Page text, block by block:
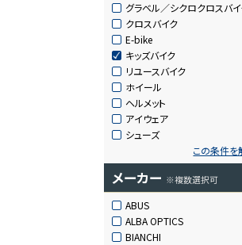
グラベル／シクロクロスバ
クロスバイク
E-bike
キッズバイク
リユースバイク
ホイール
ヘルメット
アイウェア
シューズ
この条件を
メーカー ※複数選択可
ABUS
ALBA OPTICS
BIANCHI